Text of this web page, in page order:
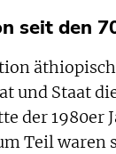
seit den
und Staat
der 1980er
Teil waren